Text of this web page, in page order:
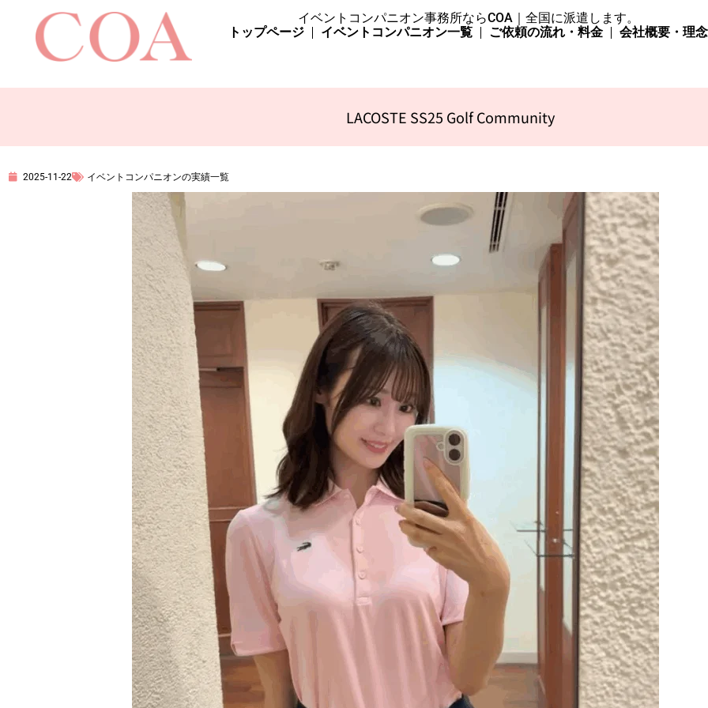
イベントコンパニオン事務所ならCOA｜全国に派遣します。
トップページ
イベントコンパニオン一覧 ご依頼の流れ・料金 会社概要・理念
LACOSTE SS25 Golf Community
2025-11-22 イベントコンパニオンの実績一覧